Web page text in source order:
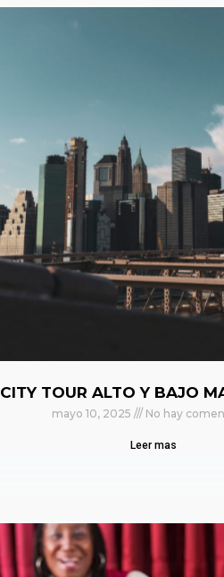
CITY TOUR ALTO Y BAJO
mayo 10, 2025 No hay
Leer mas